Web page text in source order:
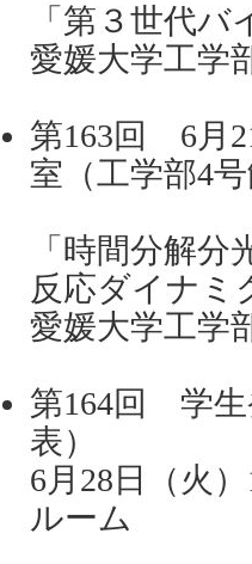
「第３世代
愛媛大学工
第163回 6月
室（工学部4
「時間分解
反応ダイナ
愛媛大学工
第164回 学生
表）
6月28日（火
ルーム